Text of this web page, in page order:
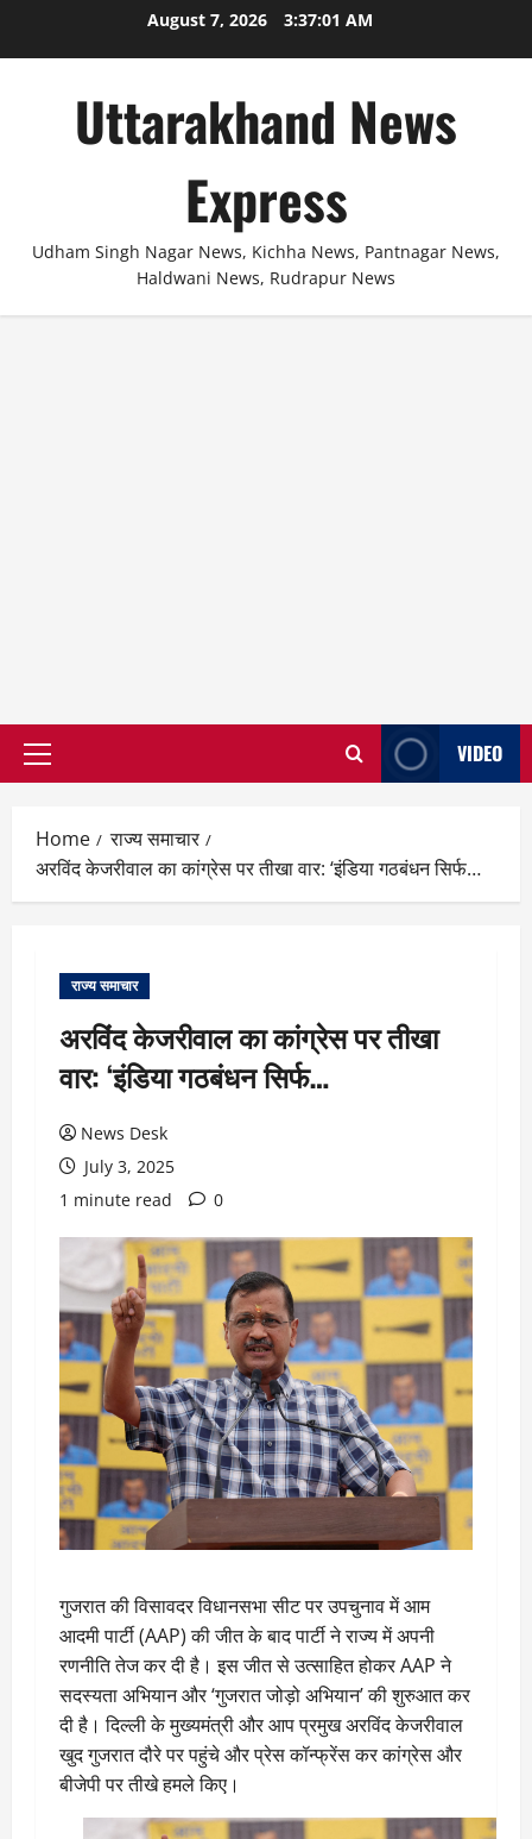
August 7, 2026 3:37:02 AM
Uttarakhand News
Express
Udham Singh Nagar News, Kichha News, Pantnagar News,
Haldwani News, Rudrapur News
Primary
VIDEO
Home
राज्य समाचार
अरविंद केजरीवाल का कांग्रेस पर तीखा वार: ‘इंडिया गठबंधन सिर्फ…
राज्य समाचार
अरविंद केजरीवाल का कांग्रेस पर तीखा
वार: ‘इंडिया गठबंधन सिर्फ…
News Desk
July 3, 2025
1 minute read
0
गुजरात की विसावदर विधानसभा सीट पर उपचुनाव में आम
आदमी पार्टी (AAP) की जीत के बाद पार्टी ने राज्य में अपनी
रणनीति तेज कर दी है। इस जीत से उत्साहित होकर AAP ने
सदस्यता अभियान और ‘गुजरात जोड़ो अभियान’ की शुरुआत कर
दी है। दिल्ली के मुख्यमंत्री और आप प्रमुख अरविंद केजरीवाल
खुद गुजरात दौरे पर पहुंचे और प्रेस कॉन्फ्रेंस कर कांग्रेस और
बीजेपी पर तीखे हमले किए।